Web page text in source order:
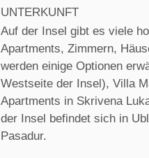
UNTERKUNFT
Auf der Insel gibt es viele
Apartments, Zimmern,
werden einige Optionen
Westseite der Insel), Villa
Apartments in Skrivena
der Insel befindet sich in
Pasadur.